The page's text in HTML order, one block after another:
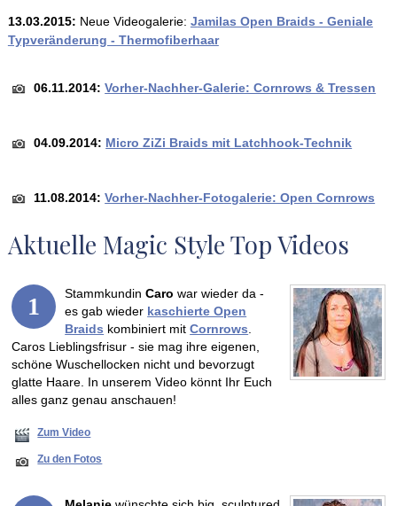
13.03.2015: Neue Videogalerie: Jamilas Open Braids - Geniale
Typveränderung - Thermofiberhaar
06.11.2014: Vorher-Nachher-Galerie: Cornrows & Tressen
04.09.2014: Micro ZiZi Braids mit Latchhook-Technik
11.08.2014: Vorher-Nachher-Fotogalerie: Open Cornrows
Aktuelle Magic Style Top Videos
1 StammkundinCaro war wieder da -
es gab wieder kaschierte Open
Braids kombiniert mitCornrows
Caros Lieblingsfrisur - sie mag ihre eigenen,
schöne Wuschellocken nicht und bevorzugt
glatte Haare. In unserem Video könnt Ihr Euch
alles ganz genau anschauen!
Zum Video
Zu den Fotos